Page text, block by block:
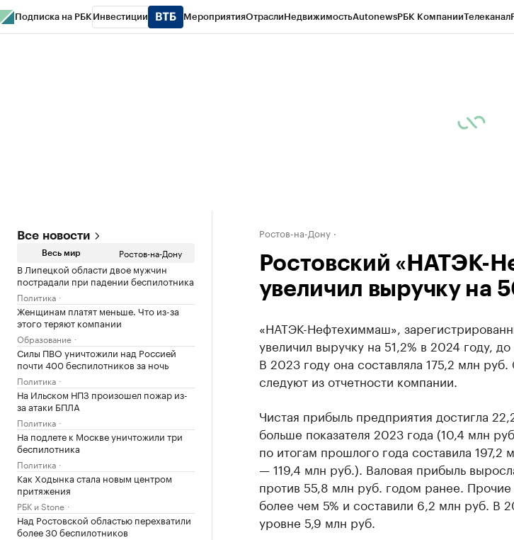
Подписка на РБК Инвестиции МероприятияОтраслиНедвижимостьAutonewsРБК КомпанииТелеканал
Все новости
Весь мир Ростов-на-Дону
В Липецкой области двое мужчин
пострадали при падении беспилотника
Политика
Женщинам платят меньше. Что из-за
этого теряют компании
Образование
Силы ПВО уничтожили над Россией
почти 400 беспилотников за ночь
Политика
На Ильском НПЗ произошел пожар из-
за атаки БПЛА
Политика
На подлете к Москве уничтожили три
беспилотника
Политика
Как Ходынка стала новым центром
притяжения
РБК и Stone
Над Ростовской областью перехватили
более 30 беспилотников
Ростов-на-Дону
Ростовский «НАТЭК-
увеличил выручку на
«НАТЭК-Нефтехиммаш»,
увеличил выручку на 51,2% в 2024 году,
В 2023 году она составляла 175,2 млн
следуют из отчетности компании.
Чистая прибыль предприятия достигла
больше показателя 2023 года (10,4 млн
по итогам прошлого года составила 197,2
— 119,4 млн руб.). Валовая прибыль
против 55,8 млн руб. годом ранее.
более чем 5% и составили 6,2 млн руб. В
уровне 5,9 млн руб.